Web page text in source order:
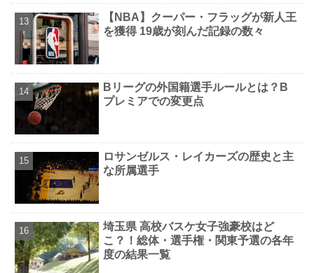
【NBA】クーパー・フラッグが新人王
を獲得 19歳が刻んだ記録の数々
Bリーグの外国籍選手ルールとは？B
プレミアでの変更点
ロサンゼルス・レイカーズの歴史と主
な所属選手
埼玉県 高校バスケ女子強豪校はど
こ？！総体・選手権・関東予選の各年
度の結果一覧